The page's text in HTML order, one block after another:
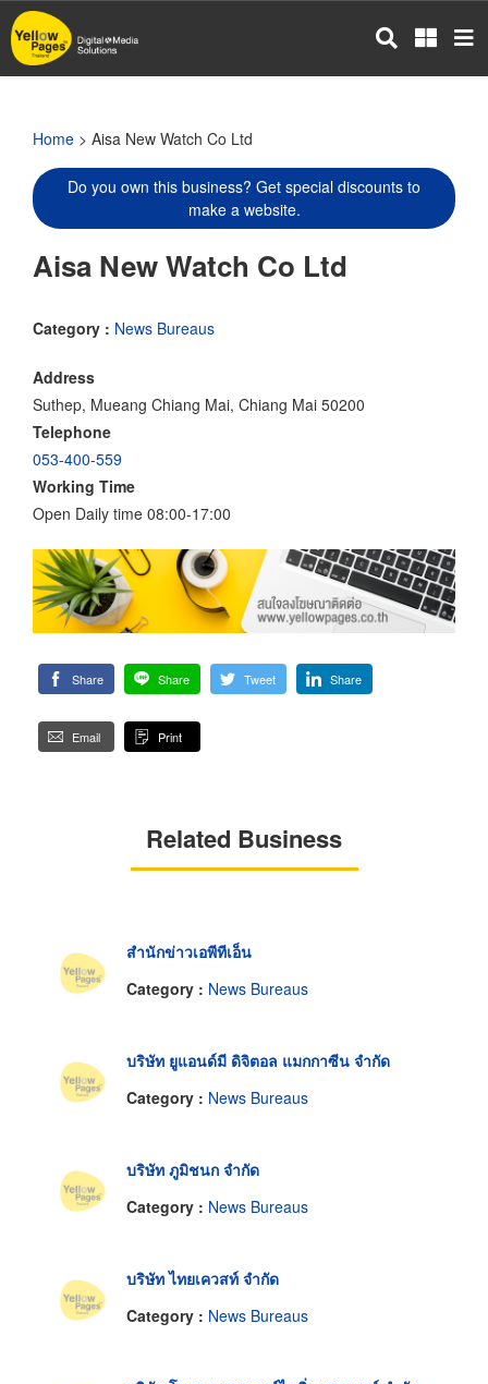
Skip
to
main
Home > Aisa New Watch Co Ltd
Do you own this business? Get special discounts to
make a website.
Aisa New Watch Co Ltd
Category : News Bureaus
Address
Suthep, Mueang Chiang Mai, Chiang Mai 50200
Telephone
053-400-559
Working Time
Open Daily time 08:00-17:00
Share Share Tweet Share
Email Print
Related Business
สำนักข่าวเอพีทีเอ็น
Category : News Bureaus
บริษัท ยูแอนด์มี ดิจิตอล แมกกาซีน จำกัด
Category : News Bureaus
บริษัท ภูมิชนก จำกัด
Category : News Bureaus
บริษัท ไทยเควสท์ จำกัด
Category : News Bureaus